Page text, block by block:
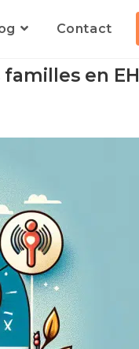
Contact
en